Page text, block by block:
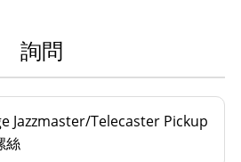
詢問
Jazzmaster/Telecaster Pickup
絲